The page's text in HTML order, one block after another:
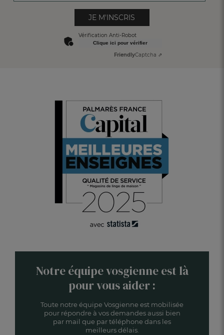
JE M'INSCRIS
Vérification Anti-Robot
Clique ici pour vérifier
FriendlyCaptcha ⇗
Notre équipe vosgienne est là
pour vous aider :
Toute notre équipe Vosgienne est mobilisée
pour répondre à vos demandes aussi bien
par mail que par téléphone dans les
meilleurs délais.